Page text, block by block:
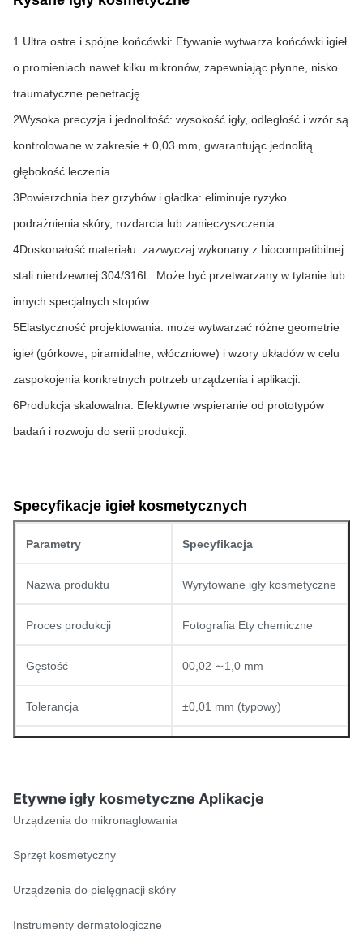
1.Ultra ostre i spójne końcówki: Etywanie wytwarza końcówki igieł
o promieniach nawet kilku mikronów, zapewniając płynne, nisko
traumatyczne penetrację.
2Wysoka precyzja i jednolitość: wysokość igły, odległość i wzór są
kontrolowane w zakresie ± 0,03 mm, gwarantując jednolitą
głębokość leczenia.
3Powierzchnia bez grzybów i gładka: eliminuje ryzyko
podrażnienia skóry, rozdarcia lub zanieczyszczenia.
4Doskonałość materiału: zazwyczaj wykonany z biocompatibilnej
stali nierdzewnej 304/316L. Może być przetwarzany w tytanie lub
innych specjalnych stopów.
5Elastyczność projektowania: może wytwarzać różne geometrie
igieł (górkowe, piramidalne, włóczniowe) i wzory układów w celu
zaspokojenia konkretnych potrzeb urządzenia i aplikacji.
6Produkcja skalowalna: Efektywne wspieranie od prototypów
badań i rozwoju do serii produkcji.
Specyfikacje igieł kosmetycznych
Parametry Specyfikacja
Nazwa produktu Wyrytowane igły kosmetyczne
Proces produkcji Fotografia Ety chemiczne
Gęstość 00,02 ∼1,0 mm
Tolerancja ±0,01 mm (typowy)
Materiał
Etywne igły kosmetyczne Aplikacje
Urządzenia do mikronaglowania
Sprzęt kosmetyczny
Urządzenia do pielęgnacji skóry
Instrumenty dermatologiczne